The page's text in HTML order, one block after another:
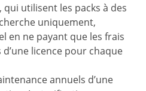
qui utilisent les packs à des
uniquement,
en ne payant que les frais
licence pour chaque
annuels d’une